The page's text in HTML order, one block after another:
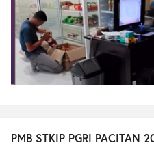
PMB STKIP PGRI PACITAN